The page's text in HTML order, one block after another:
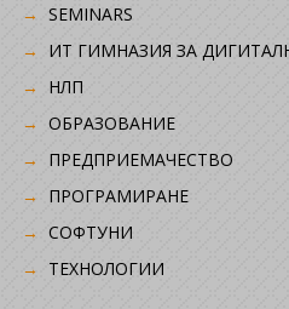
SEMINARS
ИТ ГИМНАЗИЯ ЗА
НЛП
ОБРАЗОВАНИЕ
ПРЕДПРИЕМАЧЕСТВО
ПРОГРАМИРАНЕ
СОФТУНИ
ТЕХНОЛОГИИ